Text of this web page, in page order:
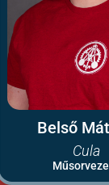
Belső
Cula